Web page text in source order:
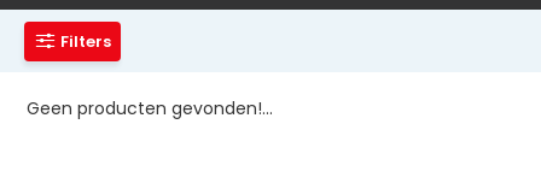
Filters
Geen producten gevonden!...